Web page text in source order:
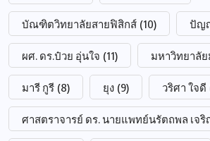
บัณฑิตวิทยาลัยสายฟิสิกส์ (10) ปัญ
ผศ. ดร.ป๋วย อุ่นใจ (11) มหาวิทยาลั
มารี กูรี (8) ยุง (9) วริศา ใจดี
ศาสตราจารย์ ดร. นายแพทย์นรัตถพล เจ